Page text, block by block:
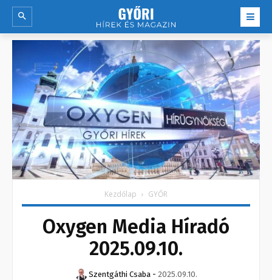
Kezdőlap GYŐR
Oxygen Media Híradó
2025.09.10.
Szentgáthi Csaba - 2025.09.10.